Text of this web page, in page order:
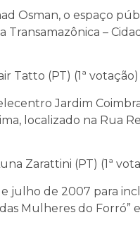
Osman, o espaço
Transamazônica –
Tatto (PT) (1ª votação)
Jardim
localizado na Rua
Zarattini (PT) (1ª
julho de 2007 para
Mulheres do Forró”